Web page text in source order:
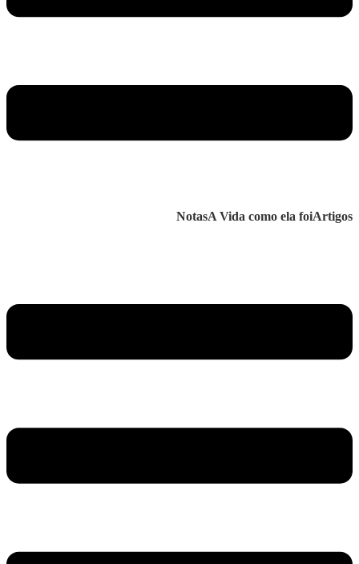
NotasA Vida como ela foiArtigos